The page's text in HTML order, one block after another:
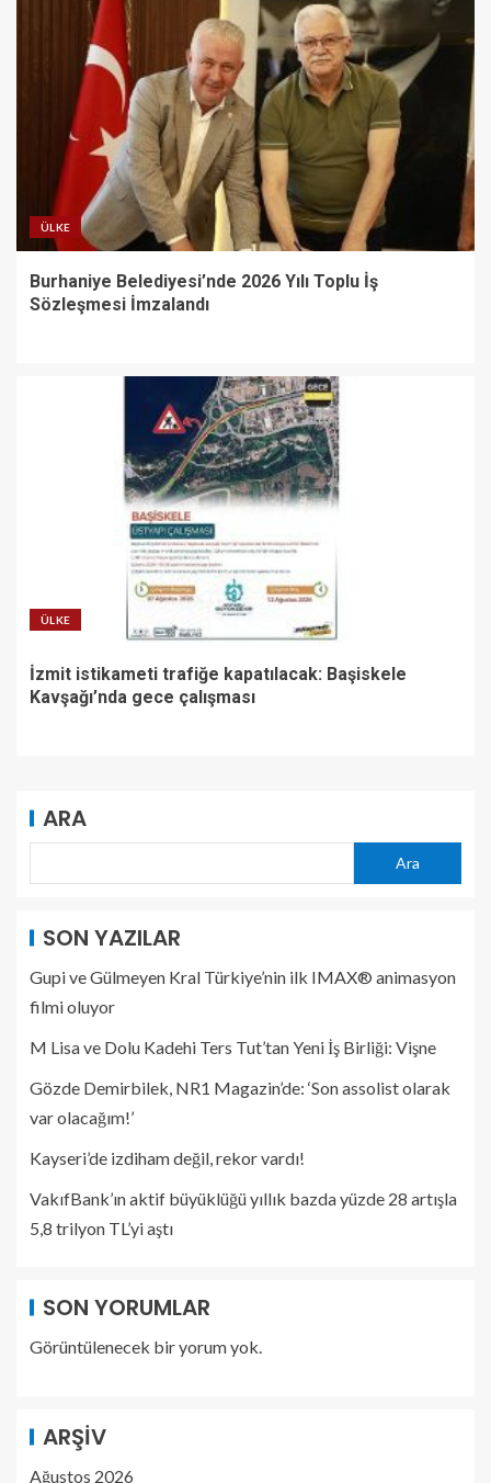
ÜLKE
Burhaniye Belediyesi’nde 2026 Yılı Toplu İş
Sözleşmesi İmzalandı
ÜLKE
İzmit istikameti trafiğe kapatılacak: Başiskele
Kavşağı’nda gece çalışması
ARA
Ara
SON YAZILAR
Gupi ve Gülmeyen Kral Türkiye’nin ilk IMAX® animasyon
filmi oluyor
M Lisa ve Dolu Kadehi Ters Tut’tan Yeni İş Birliği: Vişne
Gözde Demirbilek, NR1 Magazin’de: ‘Son assolist olarak
var olacağım!’
Kayseri’de izdiham değil, rekor vardı!
VakıfBank’ın aktif büyüklüğü yıllık bazda yüzde 28 artışla
5,8 trilyon TL’yi aştı
SON YORUMLAR
Görüntülenecek bir yorum yok.
ARŞIV
Ağustos 2026